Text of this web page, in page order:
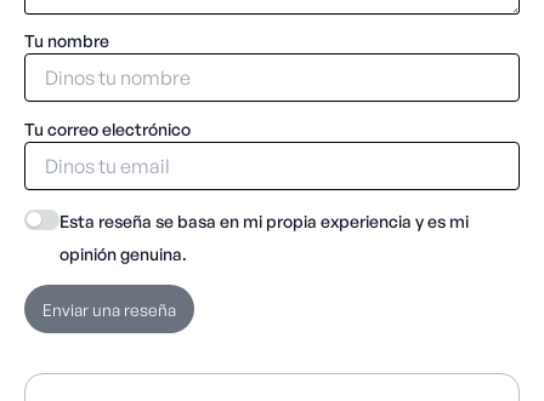
Tu nombre
Tu correo electrónico
Esta reseña se basa en mi propia experiencia y es mi
opinión genuina.
Enviar una reseña